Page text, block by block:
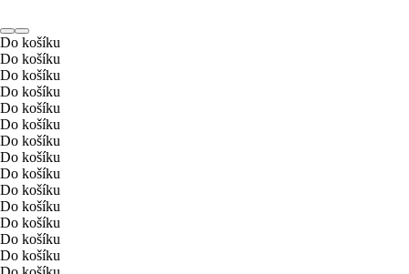
Do košíku
Do košíku
Do košíku
Do košíku
Do košíku
Do košíku
Do košíku
Do košíku
Do košíku
Do košíku
Do košíku
Do košíku
Do košíku
Do košíku